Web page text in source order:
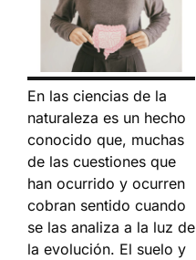
En las ciencias de la
naturaleza es un hecho
conocido que, muchas
de las cuestiones que
han ocurrido y ocurren
cobran sentido cuando
se las analiza a la luz de
la evolución. El suelo y